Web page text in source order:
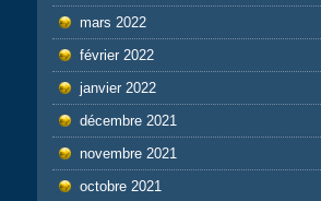
mars 2022
février 2022
janvier 2022
décembre 2021
novembre 2021
octobre 2021